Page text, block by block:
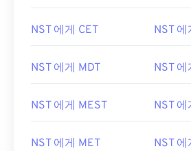
NST 에게 CET NST
NST 에게 MDT NST 에
NST 에게 MEST NST 에
NST 에게 MET NST 에